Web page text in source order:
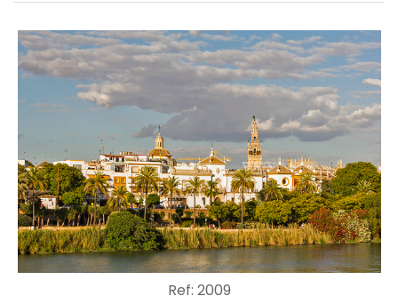
Ref: 2009